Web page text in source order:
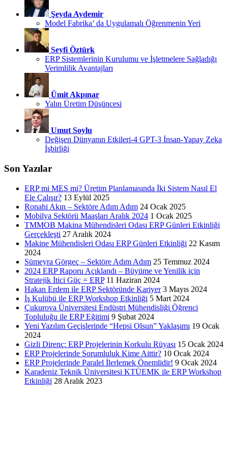
Şeyda Aydemir
Model Fabrika’ da Uygulamalı Öğrenmenin Yeri
Seyfi Öztürk
ERP Sistemlerinin Kurulumu ve İşletmelere Sağladığı
Verimlilik Avantajları
Ümit Akpınar
Yalın Üretim Düşüncesi
Umut Soylu
Değişen Dünyanın Etkileri-4 GPT-3 İnsan-Yapay Zeka
İşbirliği
Son Yazılar
ERP mi MES mi? Üretim Planlamasında İki Sistem Nasıl El
Ele Çalışır? 13 Eylül 2025
Ronahi Akın – Sektöre Adım Adım 24 Ocak 2025
Mobilya Sektörü Maaşları Aralık 2024 1 Ocak 2025
TMMOB Makina Mühendisleri Odası ERP Günleri Etkinliği
Gerçekleşti 27 Aralık 2024
Makine Mühendisleri Odası ERP Günleri Etkinliği 22 Kasım
2024
Sümeyra Görgeç – Sektöre Adım Adım 25 Temmuz 2024
2024 ERP Raporu Açıklandı – Büyüme ve Yenilik için
Stratejik İtici Güç = ERP 11 Haziran 2024
Hakan Erdem ile ERP Sektöründe Kariyer 3 Mayıs 2024
İş Kulübü ile ERP Workshop Etkinliği 5 Mart 2024
Çukurova Üniversitesi Endüstri Mühendisliği Öğrenci
Topluluğu ile ERP Eğitimi 9 Şubat 2024
Yeni Yazılım Geçişlerinde “Hepsi Olsun” Yaklaşımı 19 Ocak
2024
Gizli Direnç: ERP Projelerinin Korkulu Rüyası 15 Ocak 2024
ERP Projelerinde Sorumluluk Kime Aittir? 10 Ocak 2024
ERP Projelerinde Paralel İlerlemek Önemlidir! 9 Ocak 2024
Karadeniz Teknik Üniversitesi KTÜEMK ile ERP Workshop
Etkinliği 28 Aralık 2023